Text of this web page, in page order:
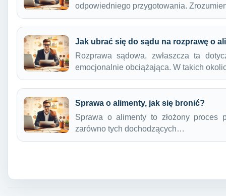
odpowiedniego przygotowania.
Jak ubrać się do sądu na rozprawę o
Rozprawa sądowa, zwłaszcza ta
emocjonalnie obciążająca. W takich
Sprawa o alimenty, jak się bronić?
Sprawa o alimenty to złożony proces
zarówno tych dochodzących…